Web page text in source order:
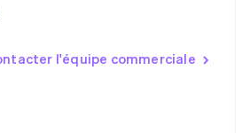
l'équipe commerciale